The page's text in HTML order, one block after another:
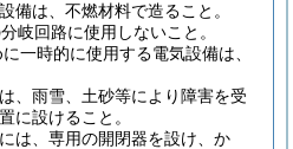
備は、不燃材料で造ること。
岐回路に使用しないこと。
一時的に使用する電気設備は、
、雨雪、土砂等により障害を受
に設けること。
は、専用の開閉器を設け、か